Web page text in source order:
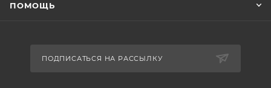
ПОМОЩЬ
ПОДПИСАТЬСЯ НА РАССЫЛКУ